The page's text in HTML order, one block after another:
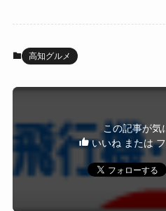
高知グルメ
この記事が気
いいね または フ